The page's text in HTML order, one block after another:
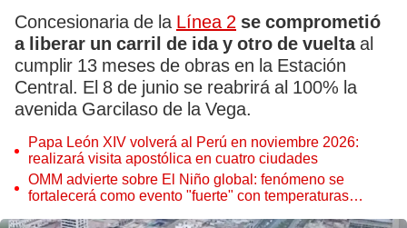
Concesionaria de la Línea 2 se comprometió
a liberar un carril de ida y otro de vueltaal
cumplir 13 meses de obras en la Estación
Central. El 8 de junio se reabrirá al 100% la
avenida Garcilaso de la Vega.
Papa León XIV volverá al Perú en noviembre 2026:
realizará visita apostólica en cuatro ciudades
OMM advierte sobre El Niño global: fenómeno se
fortalecerá como evento "fuerte" con temperaturas